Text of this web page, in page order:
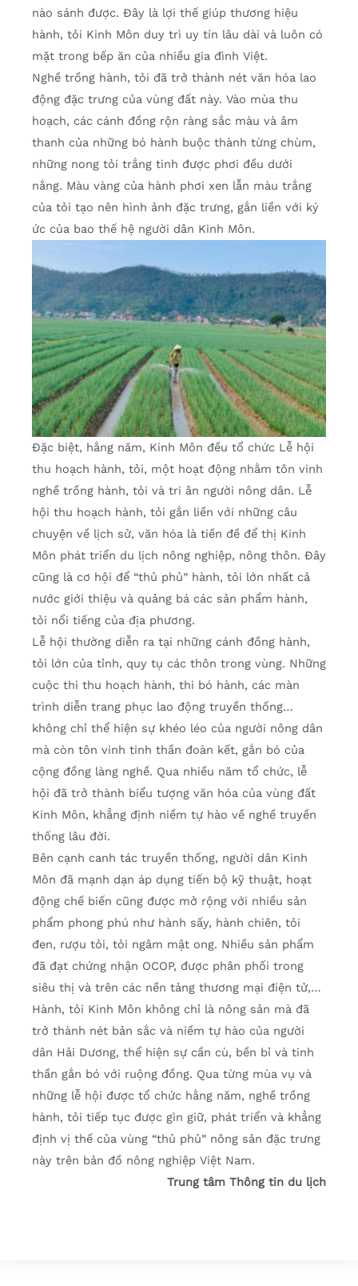
nào sánh được. Đây là lợi thế giúp thương hiệu
hành, tỏi Kinh Môn duy trì uy tín lâu dài và luôn có
mặt trong bếp ăn của nhiều gia đình Việt.
Nghề trồng hành, tỏi đã trở thành nét văn hóa lao
động đặc trưng của vùng đất này. Vào mùa thu
hoạch, các cánh đồng rộn ràng sắc màu và âm
thanh của những bó hành buộc thành từng chùm,
những nong tỏi trắng tinh được phơi đều dưới
nắng. Màu vàng của hành phơi xen lẫn màu trắng
của tỏi tạo nên hình ảnh đặc trưng, gắn liền với ký
ức của bao thế hệ người dân Kinh Môn.
Đặc biệt, hằng năm, Kinh Môn đều tổ chức Lễ hội
thu hoạch hành, tỏi, một hoạt động nhằm tôn vinh
nghề trồng hành, tỏi và tri ân người nông dân. Lễ
hội thu hoạch hành, tỏi gắn liền với những câu
chuyện về lịch sử, văn hóa là tiền đề để thị Kinh
Môn phát triển du lịch nông nghiệp, nông thôn. Đây
cũng là cơ hội để “thủ phủ” hành, tỏi lớn nhất cả
nước giới thiệu và quảng bá các sản phẩm hành,
tỏi nổi tiếng của địa phương.
Lễ hội thường diễn ra tại những cánh đồng hành,
tỏi lớn của tỉnh, quy tụ các thôn trong vùng. Những
cuộc thi thu hoạch hành, thi bó hành, các màn
trình diễn trang phục lao động truyền thống…
không chỉ thể hiện sự khéo léo của người nông dân
mà còn tôn vinh tinh thần đoàn kết, gắn bó của
cộng đồng làng nghề. Qua nhiều năm tổ chức, lễ
hội đã trở thành biểu tượng văn hóa của vùng đất
Kinh Môn, khẳng định niềm tự hào về nghề truyền
thống lâu đời.
Bên cạnh canh tác truyền thống, người dân Kinh
Môn đã mạnh dạn áp dụng tiến bộ kỹ thuật, hoạt
động chế biến cũng được mở rộng với nhiều sản
phẩm phong phú như hành sấy, hành chiên, tỏi
đen, rượu tỏi, tỏi ngâm mật ong. Nhiều sản phẩm
đã đạt chứng nhận OCOP, được phân phối trong
siêu thị và trên các nền tảng thương mại điện tử,…
Hành, tỏi Kinh Môn không chỉ là nông sản mà đã
trở thành nét bản sắc và niềm tự hào của người
dân Hải Dương, thể hiện sự cần cù, bền bỉ và tinh
thần gắn bó với ruộng đồng. Qua từng mùa vụ và
những lễ hội được tổ chức hằng năm, nghề trồng
hành, tỏi tiếp tục được gìn giữ, phát triển và khẳng
định vị thế của vùng “thủ phủ” nông sản đặc trưng
này trên bản đồ nông nghiệp Việt Nam.
Trung tâm Thông tin du lịch